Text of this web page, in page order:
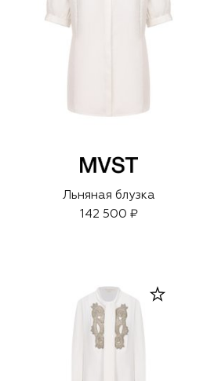
Льняная блузка
142 500 ₽